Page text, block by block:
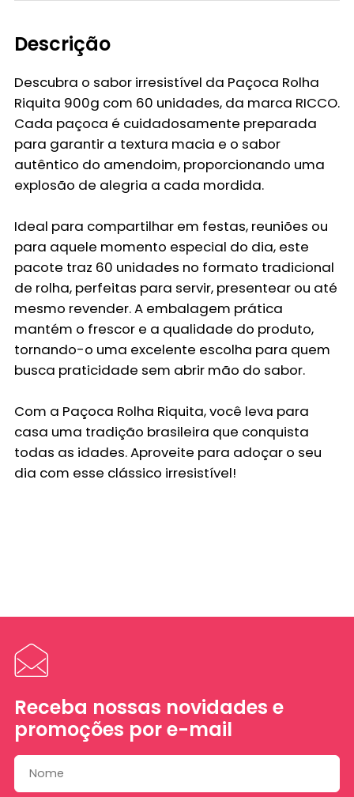
Descrição
Descubra o sabor irresistível da Paçoca Rolha
Riquita 900g com 60 unidades, da marca RICCO.
Cada paçoca é cuidadosamente preparada
para garantir a textura macia e o sabor
autêntico do amendoim, proporcionando uma
explosão de alegria a cada mordida.
Ideal para compartilhar em festas, reuniões ou
para aquele momento especial do dia, este
pacote traz 60 unidades no formato tradicional
de rolha, perfeitas para servir, presentear ou até
mesmo revender. A embalagem prática
mantém o frescor e a qualidade do produto,
tornando-o uma excelente escolha para quem
busca praticidade sem abrir mão do sabor.
Com a Paçoca Rolha Riquita, você leva para
casa uma tradição brasileira que conquista
todas as idades. Aproveite para adoçar o seu
dia com esse clássico irresistível!
Receba nossas novidades e
promoções por e-mail